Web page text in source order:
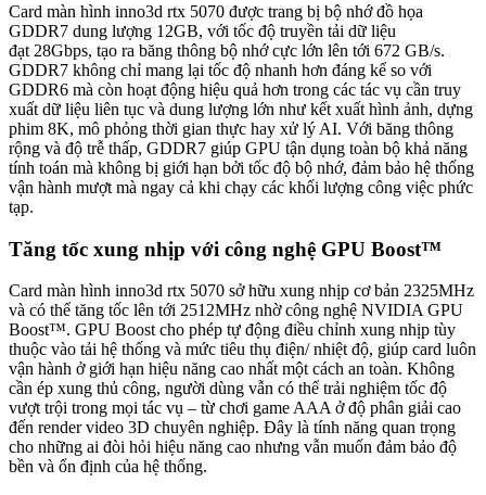
Card màn hình inno3d rtx 5070 được trang bị bộ nhớ đồ họa
GDDR7 dung lượng 12GB, với tốc độ truyền tải dữ liệu
đạt 28Gbps, tạo ra băng thông bộ nhớ cực lớn lên tới 672 GB/s.
GDDR7 không chỉ mang lại tốc độ nhanh hơn đáng kể so với
GDDR6 mà còn hoạt động hiệu quả hơn trong các tác vụ cần truy
xuất dữ liệu liên tục và dung lượng lớn như kết xuất hình ảnh, dựng
phim 8K, mô phỏng thời gian thực hay xử lý AI. Với băng thông
rộng và độ trễ thấp, GDDR7 giúp GPU tận dụng toàn bộ khả năng
tính toán mà không bị giới hạn bởi tốc độ bộ nhớ, đảm bảo hệ thống
vận hành mượt mà ngay cả khi chạy các khối lượng công việc phức
tạp.
Tăng tốc xung nhịp với công nghệ GPU Boost™
Card màn hình inno3d rtx 5070 sở hữu xung nhịp cơ bản 2325MHz
và có thể tăng tốc lên tới 2512MHz nhờ công nghệ NVIDIA GPU
Boost™. GPU Boost cho phép tự động điều chỉnh xung nhịp tùy
thuộc vào tải hệ thống và mức tiêu thụ điện/ nhiệt độ, giúp card luôn
vận hành ở giới hạn hiệu năng cao nhất một cách an toàn. Không
cần ép xung thủ công, người dùng vẫn có thể trải nghiệm tốc độ
vượt trội trong mọi tác vụ – từ chơi game AAA ở độ phân giải cao
đến render video 3D chuyên nghiệp. Đây là tính năng quan trọng
cho những ai đòi hỏi hiệu năng cao nhưng vẫn muốn đảm bảo độ
bền và ổn định của hệ thống.